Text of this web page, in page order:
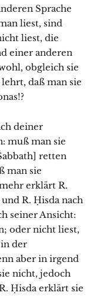
Sprache
liest, sind
liest, die
einer anderen
obgleich sie
daß man sie
deiner
muß man sie
retten
man sie
erklärt R.
R. Ḥisda nach
seiner Ansicht:
oder nicht liest,
der
aber in irgend
nicht, jedoch
Ḥisda erklärt sie